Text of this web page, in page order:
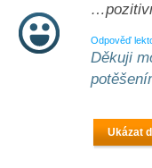
Odpověď
Děkuji
Ukázat